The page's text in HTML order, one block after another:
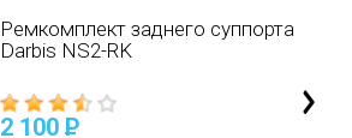
Ремкомплект заднего суппорта
Darbis NS2-RK
2 100 P